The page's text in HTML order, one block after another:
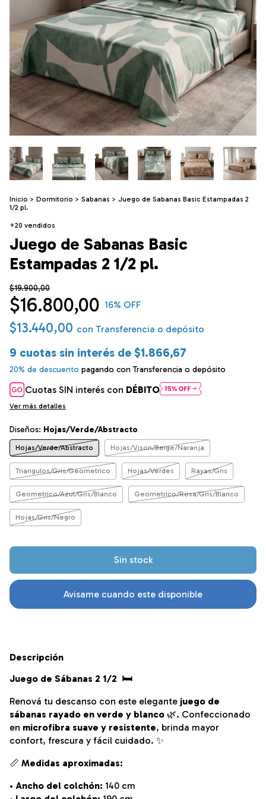
Inicio > Dormitorio > Sabanas > Juego de Sabanas Basic Estampadas 2
1/2 pl.
+20 vendidos
Juego de Sabanas Basic
Estampadas 2 1/2 pl.
$19.900,00
$16.800,00 16% OFF
$13.440,00 con Transferencia o depósito
Cuotas SIN interés con DÉBITO
9 cuotas sin interés de $1.866,67
20% de descuento pagando con Transferencia o depósito
Ver más detalles
Diseños: Hojas/Verde/Abstracto
Hojas/Verde/Abstracto Hojas/Vison/Beige/Naranja
Triangulos/Gris/Geometrico Hojas/Verdes Rayas/Gris
Geometrico/Azul/Gris/Blanco Geometrico/Rosa/Gris/Blanco
Hojas/Gris/Negro
Avisame cuando este disponible
Descripción
Juego de Sábanas 2 1/2 🛏️
Renová tu descanso con este elegante juego de
sábanas rayado en verde y blanco 🌿. Confeccionado
en microfibra suave y resistente, brinda mayor
confort, frescura y fácil cuidado. ✨
📏 Medidas aproximadas:
• Ancho del colchón: 140 cm